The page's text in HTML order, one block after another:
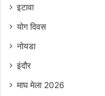
इटावा
योग दिवस
नोयडा
इंदौर
माघ मेला 2026